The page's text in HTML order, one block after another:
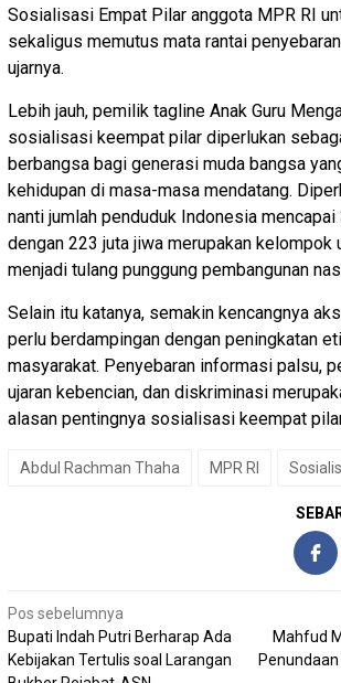
Sosialisasi Empat Pilar anggota MPR RI
sekaligus memutus mata rantai
ujarnya.
Lebih jauh, pemilik tagline Anak Guru
sosialisasi keempat pilar diperlukan
berbangsa bagi generasi muda bangsa
kehidupan di masa-masa mendatang.
nanti jumlah penduduk Indonesia
dengan 223 juta jiwa merupakan
menjadi tulang punggung pembangunan
Selain itu katanya, semakin kencangnya
perlu berdampingan dengan peningkatan
masyarakat. Penyebaran informasi palsu,
ujaran kebencian, dan diskriminasi
alasan pentingnya sosialisasi keempat
Abdul Rachman Thaha MPR RI
Navigasi
pos
Pos sebelumnya
Bupati Indah Putri Berharap Ada
Kebijakan Tertulis soal Larangan
Mahfud